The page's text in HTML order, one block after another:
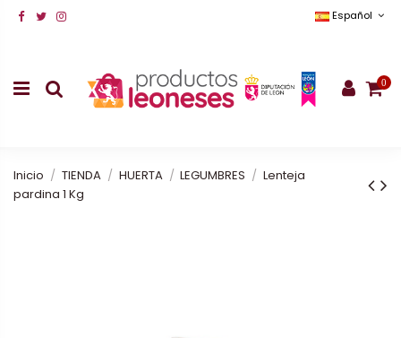
Español
0
Inicio TIENDA HUERTA LEGUMBRES
Lenteja
pardina 1 Kg